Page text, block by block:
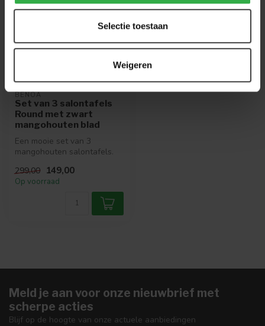
Selectie toestaan
Weigeren
BENOA
Set van 3 salontafels
Round met zwart
mangohouten blad
Een mooie set van 3
mangohouten salontafels.
van ee...
299,00 149,00
Op voorraad
Meld je aan voor onze nieuwbrief met
scherpe acties
Blijf op de hoogte van onze actuele aanbiedingen